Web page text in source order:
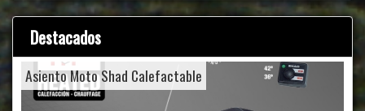
Destacados
Asiento Moto Shad Calefactable